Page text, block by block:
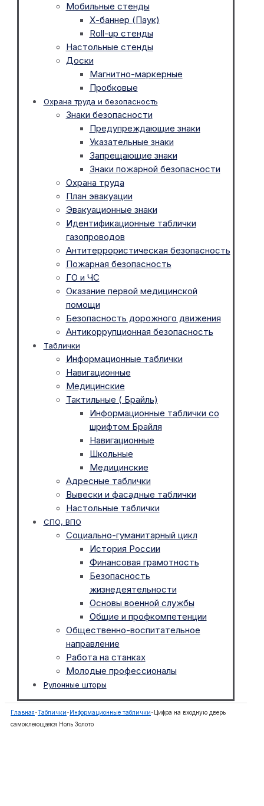
Мобильные стенды
Х-баннер (Паук)
Roll-up стенды
Настольные стенды
Доски
Магнитно-маркерные
Пробковые
Охрана труда и безопасность
Знаки безопасности
Предупреждающие знаки
Указательные знаки
Запрещающие знаки
Знаки пожарной безопасности
Охрана труда
План эвакуации
Эвакуационные знаки
Идентификационные таблички
газопроводов
Антитеррористическая безопасность
Пожарная безопасность
ГО и ЧС
Оказание первой медицинской
помощи
Безопасность дорожного движения
Антикоррупционная безопасность
Таблички
Информационные таблички
Навигационные
Медицинские
Тактильные ( Брайль)
Информационные таблички со
шрифтом Брайля
Навигационные
Школьные
Медицинские
Адресные таблички
Вывески и фасадные таблички
Настольные таблички
СПО, ВПО
Социально-гуманитарный цикл
История России
Финансовая грамотность
Безопасность
жизнедеятельности
Основы военной службы
Общие и профкомпетенции
Общественно-воспитательное
направление
Работа на станках
Молодые профессионалы
Рулонные шторы
Главная-Таблички- Информационные таблички- Цифра на входную дверь
самоклеющаяся Ноль Золото